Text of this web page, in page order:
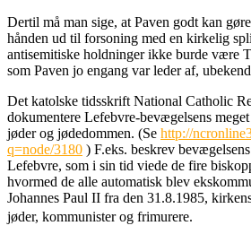
Dertil må man sige, at Paven godt kan
hånden ud til forsoning med en kirkelig
antisemitiske holdninger ikke burde være
som Paven jo engang var leder af,
Det katolske tidsskrift National Catholic
dokumentere Lefebvre-bevægelsens
jøder og jødedommen. (Se http://
q=node/3180 ) F.eks. beskrev
Lefebvre, som i sin tid viede de fire
hvormed de alle automatisk blev
Johannes Paul II fra den 31.8.1985,
jøder, kommunister og frimurere.